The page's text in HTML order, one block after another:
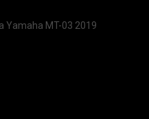
Yamaha MT-03 2019